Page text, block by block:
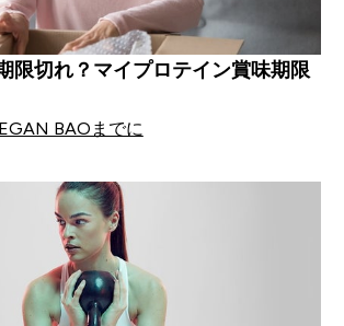
限切れ？マイプロテイン賞味期限
BAOまでに